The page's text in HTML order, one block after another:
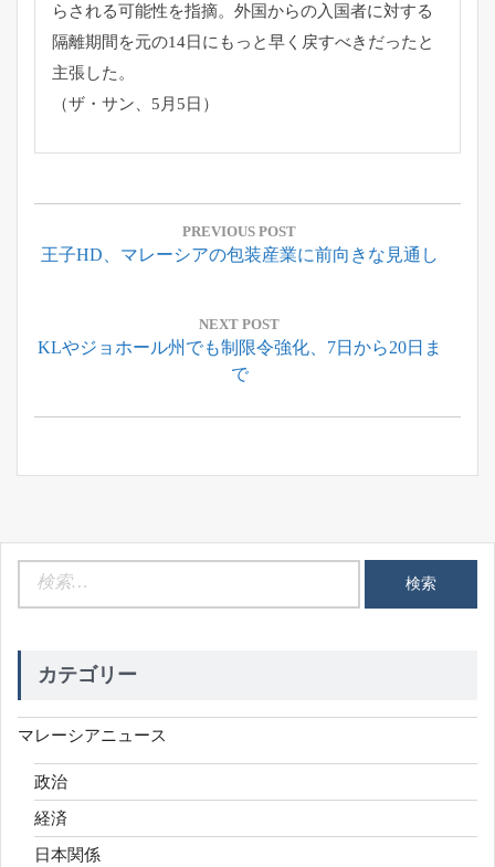
らされる可能性を指摘。 外国からの入国者に対する
隔離期間を元の14日にもっと早く戻すべきだったと
主張した。
（ザ・サン、5月5日）
投
ナ
ー
ョ
PREVIOUS POST
Previous
王子HD、マレーシアの包装産業に前向きな見通し
NEXT POST
Next
KLやジョホール州でも制限令強化、7日から20日ま
で
カテゴリー
マレーシアニュース
政治
経済
日本関係